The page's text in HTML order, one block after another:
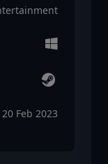
20 Feb 2023